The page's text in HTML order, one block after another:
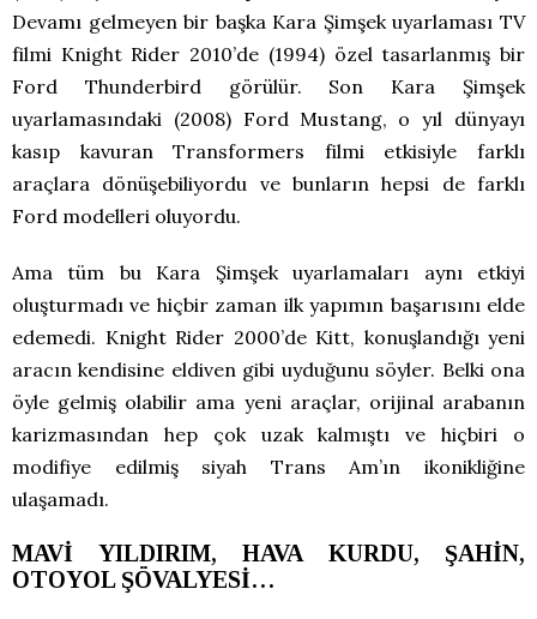
Devamı gelmeyen bir başka Kara Şimşek uyarlaması TV
filmi Knight Rider 2010’de (1994) özel tasarlanmış bir
Ford Thunderbird görülür. Son Kara Şimşek
uyarlamasındaki (2008) Ford Mustang, o yıl dünyayı
kasıp kavuran Transformers filmi etkisiyle farklı
araçlara dönüşebiliyordu ve bunların hepsi de farklı
Ford modelleri oluyordu.
Ama tüm bu Kara Şimşek uyarlamaları aynı etkiyi
oluşturmadı ve hiçbir zaman ilk yapımın başarısını elde
edemedi. Knight Rider 2000’de Kitt, konuşlandığı yeni
aracın kendisine eldiven gibi uyduğunu söyler. Belki ona
öyle gelmiş olabilir ama yeni araçlar, orijinal arabanın
karizmasından hep çok uzak kalmıştı ve hiçbiri o
modifiye edilmiş siyah Trans Am’ın ikonikliğine
ulaşamadı.
MAVİ YILDIRIM, HAVA KURDU, ŞAHİN,
OTOYOL ŞÖVALYESİ…